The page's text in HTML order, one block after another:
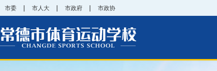
市委 | 市人大 | 市政府 | 市政协